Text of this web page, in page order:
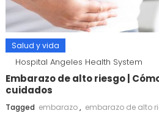
Salud y vida
Hospital Angeles Health System
Embarazo de alto riesgo |
cuidados
Tagged embarazo, embarazo de alto